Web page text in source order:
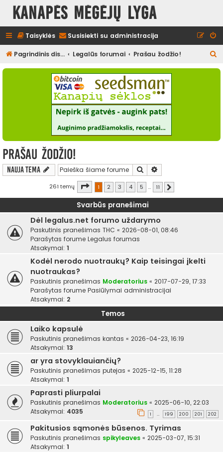
Kanapės mėgėjų lyga
Taisyklės Susisiekti su administracija
Pagrindinis diskusijų puslapis Legalūs forumai Prašau žodžio!
e
Prašau žodžio!
Nauja tema Ieškoti
261 temų Puslapis iš
1 2 3 4 5 … 11
Svarbūs pranešimai
Dėl legalus.net forumo uždarymo
Paskutinis pranešimas THC « 2026-08-01, 08:46
Parašytas forume Legalus forumas
Atsakymai: 1
Kodėl nerodo nuotraukų? Kaip teisingai įkelti
nuotraukas?
Paskutinis pranešimas Moderatorius « 2017-07-29, 17:33
Parašytas forume Pasiūlymai administracijai
Atsakymai: 2
Temos
Laiko kapsulė
Paskutinis pranešimas kantas « 2026-04-23, 16:19
Atsakymai: 13
ar yra stovyklauiančių?
Paskutinis pranešimas putejas « 2025-12-15, 11:28
Atsakymai: 1
Paprasti pliurpalai
Paskutinis pranešimas Moderatorius « 2025-06-10, 22:03
Atsakymai: 4035 1 … 199 200 201 202
Pakitusios sąmonės būsenos. Tyrimas
Paskutinis pranešimas spikyleaves « 2025-03-07, 15:31
Atsakymai: 1